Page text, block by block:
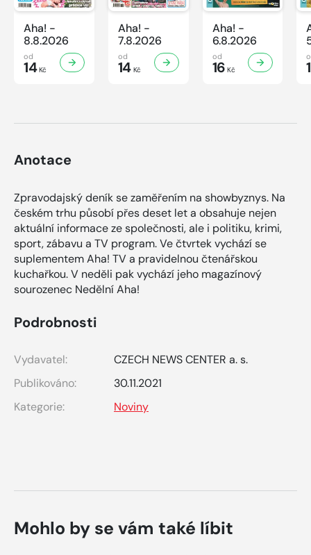
Aha! -
8.8.2026
od
14Kč
Aha! -
7.8.2026
od
14Kč
Aha! -
6.8.2026
od
16 Kč
Anotace
Zpravodajský deník se zaměřením na showbyznys. Na
českém trhu působí přes deset let a obsahuje nejen
aktuální informace ze společnosti, ale i politiku, krimi,
sport, zábavu a TV program. Ve čtvrtek vychází se
suplementem Aha! TV a pravidelnou čtenářskou
kuchařkou. V neděli pak vychází jeho magazínový
sourozenec Nedělní Aha!
Podrobnosti
Vydavatel:
CZECH NEWS CENTER a. s.
Publikováno:
30.11.2021
Kategorie:
Noviny
Mohlo by se vám také líbit